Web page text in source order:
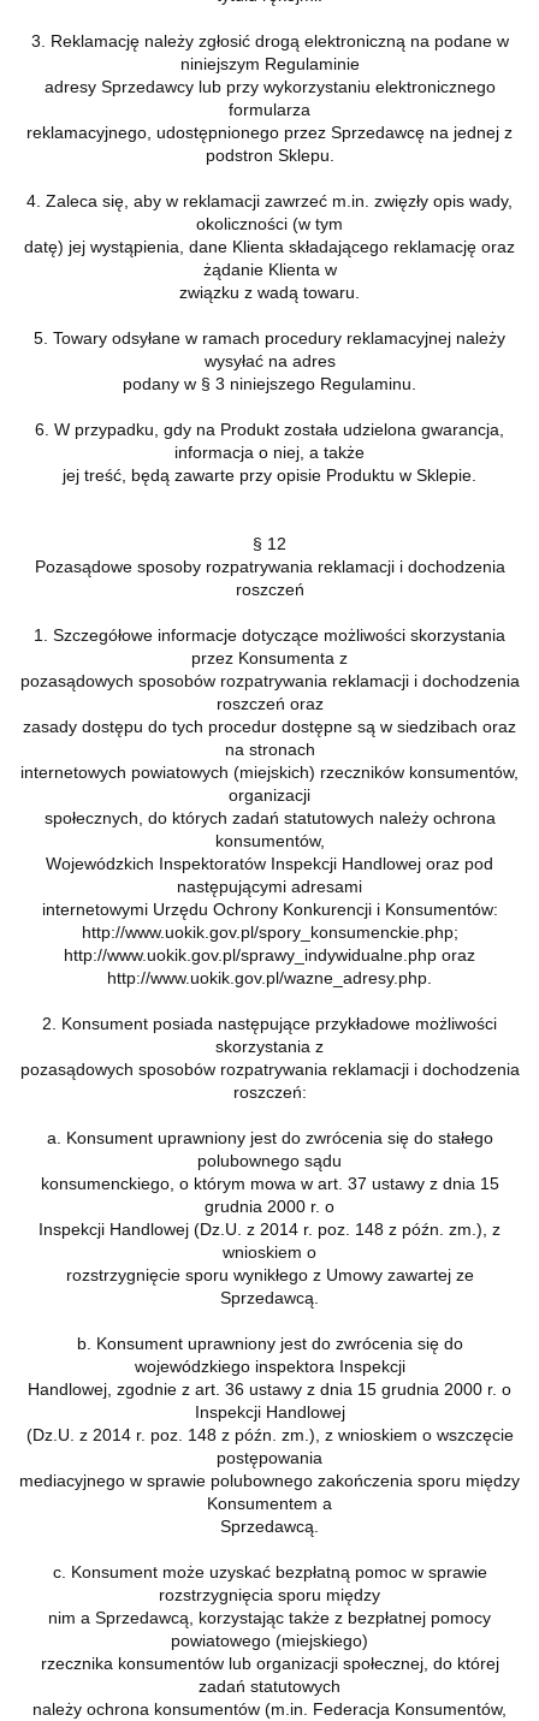
3. Reklamację należy zgłosić drogą elektroniczną na podane w
niniejszym Regulaminie
adresy Sprzedawcy lub przy wykorzystaniu elektronicznego
formularza
reklamacyjnego, udostępnionego przez Sprzedawcę na jednej z
podstron Sklepu.
4. Zaleca się, aby w reklamacji zawrzeć m.in. zwięzły opis wady,
okoliczności (w tym
datę) jej wystąpienia, dane Klienta składającego reklamację oraz
żądanie Klienta w
związku z wadą towaru.
5. Towary odsyłane w ramach procedury reklamacyjnej należy
wysyłać na adres
podany w § 3 niniejszego Regulaminu.
6. W przypadku, gdy na Produkt została udzielona gwarancja,
informacja o niej, a także
jej treść, będą zawarte przy opisie Produktu w Sklepie.
§ 12
Pozasądowe sposoby rozpatrywania reklamacji i dochodzenia
roszczeń
1. Szczegółowe informacje dotyczące możliwości skorzystania
przez Konsumenta z
pozasądowych sposobów rozpatrywania reklamacji i dochodzenia
roszczeń oraz
zasady dostępu do tych procedur dostępne są w siedzibach oraz
na stronach
internetowych powiatowych (miejskich) rzeczników konsumentów,
organizacji
społecznych, do których zadań statutowych należy ochrona
konsumentów,
Wojewódzkich Inspektoratów Inspekcji Handlowej oraz pod
następującymi adresami
internetowymi Urzędu Ochrony Konkurencji i Konsumentów:
http://www.uokik.gov.pl/spory_konsumenckie.php;
http://www.uokik.gov.pl/sprawy_indywidualne.php oraz
http://www.uokik.gov.pl/wazne_adresy.php.
2. Konsument posiada następujące przykładowe możliwości
skorzystania z
pozasądowych sposobów rozpatrywania reklamacji i dochodzenia
roszczeń:
a. Konsument uprawniony jest do zwrócenia się do stałego
polubownego sądu
konsumenckiego, o którym mowa w art. 37 ustawy z dnia 15
grudnia 2000 r. o
Inspekcji Handlowej (Dz.U. z 2014 r. poz. 148 z późn. zm.), z
wnioskiem o
rozstrzygnięcie sporu wynikłego z Umowy zawartej ze
Sprzedawcą.
b. Konsument uprawniony jest do zwrócenia się do
wojewódzkiego inspektora Inspekcji
Handlowej, zgodnie z art. 36 ustawy z dnia 15 grudnia 2000 r. o
Inspekcji Handlowej
(Dz.U. z 2014 r. poz. 148 z późn. zm.), z wnioskiem o wszczęcie
postępowania
mediacyjnego w sprawie polubownego zakończenia sporu między
Konsumentem a
Sprzedawcą.
c. Konsument może uzyskać bezpłatną pomoc w sprawie
rozstrzygnięcia sporu między
nim a Sprzedawcą, korzystając także z bezpłatnej pomocy
powiatowego (miejskiego)
rzecznika konsumentów lub organizacji społecznej, do której
zadań statutowych
należy ochrona konsumentów (m.in. Federacja Konsumentów,